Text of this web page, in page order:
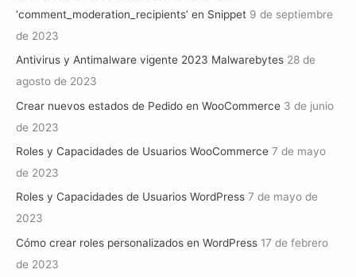
‘comment_moderation_recipients’ en Snippet 9 de septiembre
de 2023
Antivirus y Antimalware vigente 2023 Malwarebytes 28 de
agosto de 2023
Crear nuevos estados de Pedido en WooCommerce 3 de junio
de 2023
Roles y Capacidades de Usuarios WooCommerce 7 de mayo
de 2023
Roles y Capacidades de Usuarios WordPress 7 de mayo de
2023
Cómo crear roles personalizados en WordPress 17 de febrero
de 2023